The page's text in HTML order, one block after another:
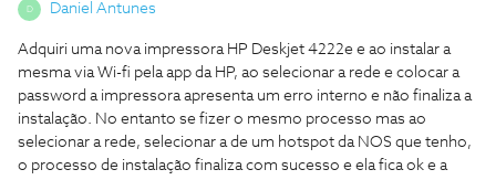
D Daniel Antunes
Adquiri uma nova impressora HP Deskjet 4222e e ao instalar a
mesma via Wi-fi pela app da HP, ao selecionar a rede e colocar a
password a impressora apresenta um erro interno e não finaliza a
instalação. No entanto se fizer o mesmo processo mas ao
selecionar a rede, selecionar a de um hotspot da NOS que tenho,
o processo de instalação finaliza com sucesso e ela fica ok e a